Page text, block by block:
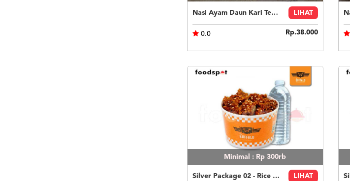
Nasi Ayam Daun Kari Temurui LIHAT
0.0 Rp.38.000
Minimal : Rp 300rb
Silver Package 02 - Rice Bowl Garlic Soy LIHAT